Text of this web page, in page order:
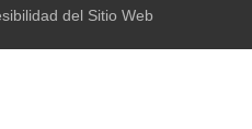
del Sitio Web